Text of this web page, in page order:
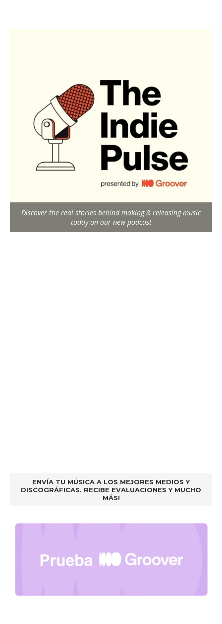
Discover the real stories behind making & releasing music
today on our new podcast
ENVÍA TU MÚSICA A LOS MEJORES MEDIOS Y
DISCOGRÁFICAS. RECIBE EVALUACIONES Y MUCHO
MÁS!